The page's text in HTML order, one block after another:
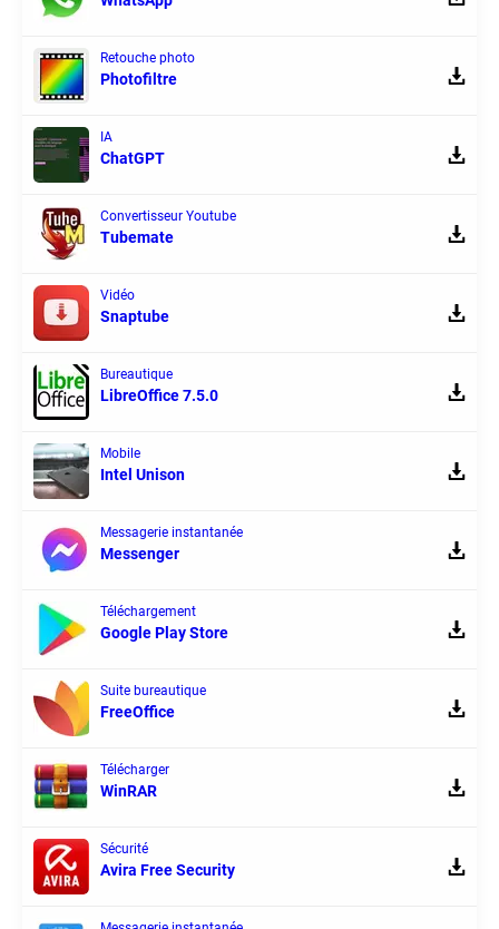
Retouche photo
Photofiltre
IA
ChatGPT
Convertisseur Youtube
Tubemate
Vidéo
Snaptube
Bureautique
LibreOffice 7.5.0
Mobile
Intel Unison
Messagerie instantanée
Messenger
Téléchargement
Google Play Store
Suite bureautique
FreeOffice
Télécharger
WinRAR
Sécurité
Avira Free Security